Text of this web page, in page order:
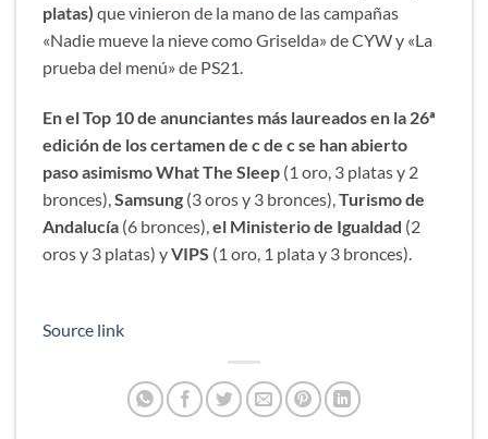
platas) que vinieron de la mano de las campañas
«Nadie mueve la nieve como Griselda» de CYW y «La
prueba del menú» de PS21.
En el Top 10 de anunciantes más laureados en la 26ª
edición de los certamen de c de c se han abierto
paso asimismo What The Sleep (1 oro, 3 platas y 2
bronces), Samsung (3 oros y 3 bronces), Turismo de
Andalucía (6 bronces), el Ministerio de Igualdad (2
oros y 3 platas) yVIPS (1 oro, 1 plata y 3 bronces).
Source link